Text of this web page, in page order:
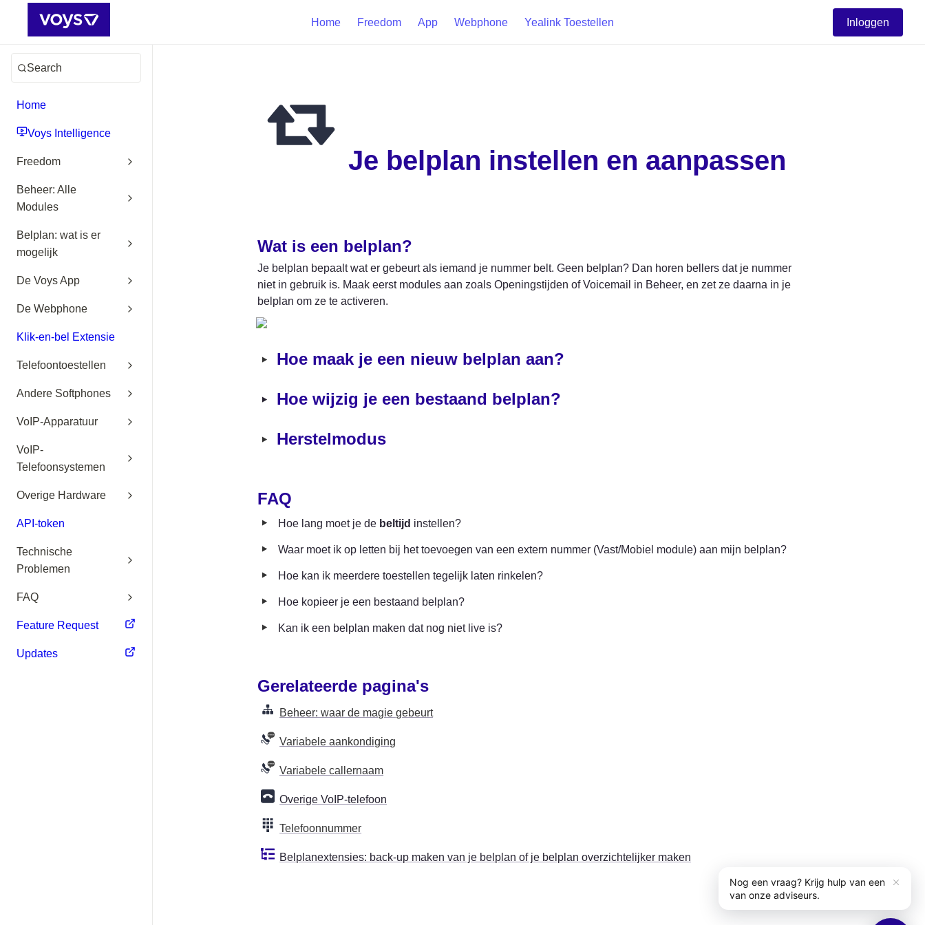
Home Freedom App Webphone Yealink Toestellen Inloggen
Search
Home
Voys Intelligence
Freedom
Beheer: Alle
Modules
Belplan: wat is er
mogelijk
De Voys App
De Webphone
Klik-en-bel Extensie
Telefoontoestellen
Andere Softphones
VoIP-Apparatuur
VoIP-
Telefoonsystemen
Overige Hardware
API-token
Technische
Problemen
FAQ
Feature Request
Updates
Je belplan instellen en aanpassen
Wat is een belplan?
Je belplan bepaalt wat er gebeurt als iemand je nummer belt. Geen belplan? Dan horen bellers dat je nummer
niet in gebruik is. Maak eerst modules aan zoals Openingstijden of Voicemail in Beheer, en zet ze daarna in je
belplan om ze te activeren.
‣ Hoe maak je een nieuw belplan aan?
‣ Hoe wijzig je een bestaand belplan?
‣ Herstelmodus
FAQ
‣ Hoe lang moet je de beltijd instellen?
‣ Waar moet ik op letten bij het toevoegen van een extern nummer (Vast/Mobiel module) aan mijn belplan?
‣ Hoe kan ik meerdere toestellen tegelijk laten rinkelen?
‣ Hoe kopieer je een bestaand belplan?
‣ Kan ik een belplan maken dat nog niet live is?
Gerelateerde pagina's
Beheer: waar de magie gebeurt
Variabele aankondiging
Variabele callernaam
Overige VoIP-telefoon
Telefoonnummer
Belplanextensies: back-up maken van je belplan of je belplan overzichtelijker maken